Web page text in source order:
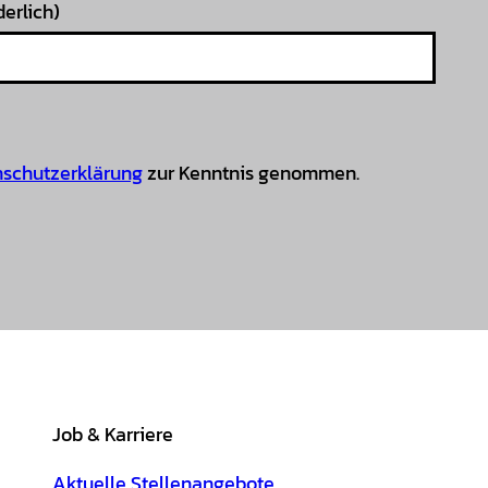
zur Kenntnis genommen.
Job & Karriere